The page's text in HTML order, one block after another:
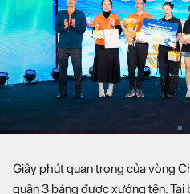
Giây phút quan trọng của vòng
quân 3 bảng được xướng tên.